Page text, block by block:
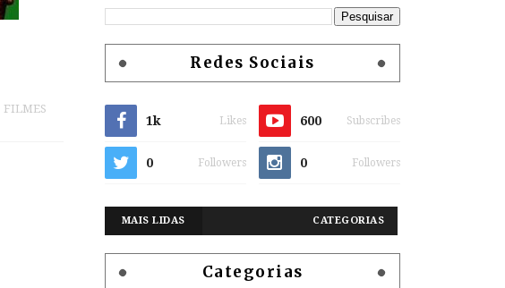
FILMES
Redes Sociais
1k Likes 600 Subscribes
0 Followers 0 Followers
MAIS LIDAS CATEGORIAS
Categorias